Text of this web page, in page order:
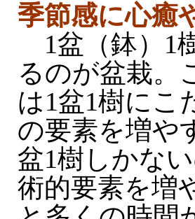
季節感に心癒
1盆（鉢）1
るのが盆栽。
は1盆1樹にこ
の要素を増や
盆1樹しかな
術的要素を増